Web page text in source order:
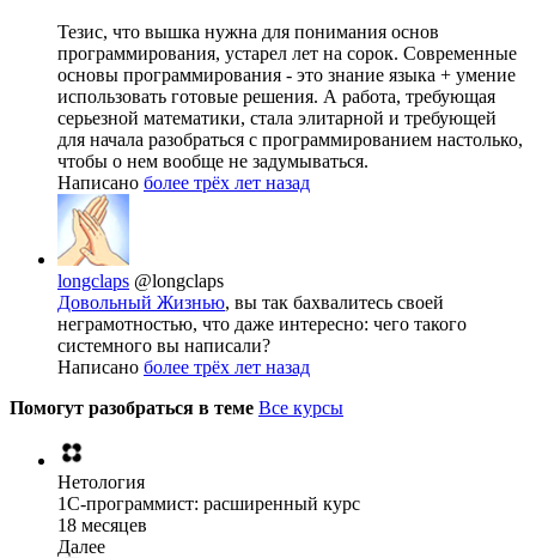
Тезис, что вышка нужна для понимания основ
программирования, устарел лет на сорок. Современные
основы программирования - это знание языка + умение
использовать готовые решения. А работа, требующая
серьезной математики, стала элитарной и требующей
для начала разобраться с программированием настолько,
чтобы о нем вообще не задумываться.
Написано более трёх лет назад
longclaps @longclaps
Довольный Жизнью, вы так бахвалитесь своей
неграмотностью, что даже интересно: чего такого
системного вы написали?
Написано более трёх лет назад
Помогут разобраться в теме Все курсы
Нетология
1C-программист: расширенный курс
18 месяцев
Далее